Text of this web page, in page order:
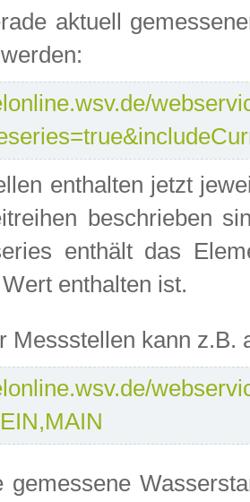
aktuell
enthalten jetzt
beschrieben
enthält das
enthalten ist.
Messstellen kann
gemessene